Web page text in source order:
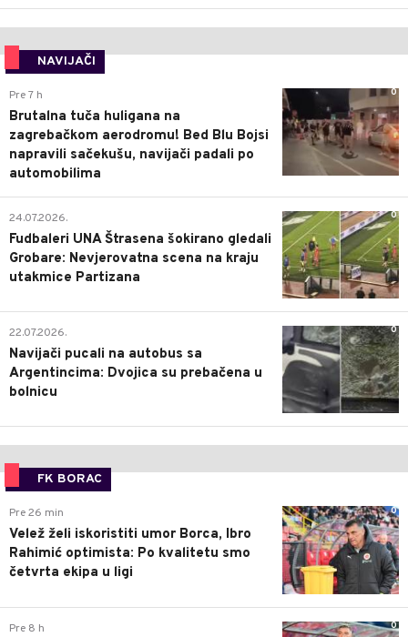
NAVIJAČI
0
Pre 7 h
Brutalna tuča huligana na
zagrebačkom aerodromu! Bed Blu Bojsi
napravili sačekušu, navijači padali po
automobilima
0
24.07.2026.
Fudbaleri UNA Štrasena šokirano gledali
Grobare: Nevjerovatna scena na kraju
utakmice Partizana
0
22.07.2026.
Navijači pucali na autobus sa
Argentincima: Dvojica su prebačena u
bolnicu
FK BORAC
0
Pre 26 min
Velež želi iskoristiti umor Borca, Ibro
Rahimić optimista: Po kvalitetu smo
četvrta ekipa u ligi
0
Pre 8 h